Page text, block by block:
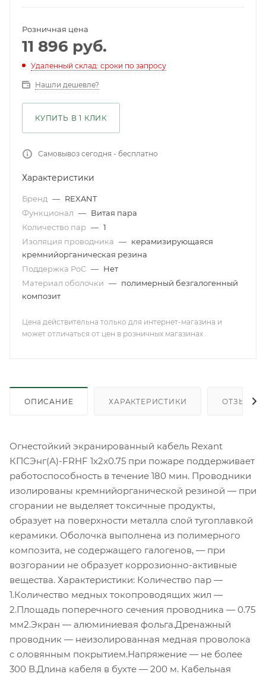
Розничная цена
11 896 руб.
Удаленный склад: сроки по запросу
Нашли дешевле?
КУПИТЬ В 1 КЛИК
Самовывоз сегодня - бесплатно
Характеристики
Бренд — REXANT
Функционал — Витая пара
Количество пар — 1
Изоляция проводника — керамизирующаяся
кремнийорганическая резина
Поддержка PoC — Нет
Материал оболочки — полимерный безгалогенный
композит
Цена действительна только для интернет-магазина и
может отличаться от цен в розничных магазинах .
ОПИСАНИЕ ХАРАКТЕРИСТИКИ ОТЗЫВЫ
Огнестойкий экранированный кабель Rexant
КПСЭнг(А)-FRHF 1x2x0.75 при пожаре поддерживает
работоспособность в течение 180 мин. Проводники
изолированы кремнийорганической резиной — при
сгорании не выделяет токсичные продукты,
образует на поверхности металла слой тугоплавкой
керамики. Оболочка выполнена из полимерного
композита, не содержащего галогенов, — при
возгорании не образует коррозионно-активные
вещества. Характеристики: Количество пар —
1.Количество медных токопроводящих жил —
2.Площадь поперечного сечения проводника — 0.75
мм2.Экран — алюминиевая фольга.Дренажный
проводник — неизолированная медная проволока
с оловянным покрытием.Напряжение — не более
300 В.Длина кабеля в бухте — 200 м. Кабельная